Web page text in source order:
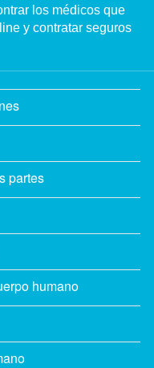
los médicos que
y contratar seguros
partes
humano